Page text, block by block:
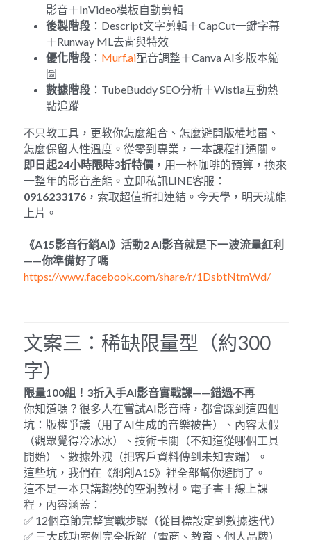
影音＋InVideo模板自動剪輯
後製階段 ：Descript文字剪輯＋CapCut一鍵字幕
＋Runway ML去背與特效
優化階段 ： Murf.ai配音調整＋Canva AI多版本縮
圖
數據階段 ：TubeBuddy SEO分析＋Wistia互動熱
點追蹤
不只教工具，更教你怎麼組合、怎麼避開版權地雷、
怎麼保留人性溫度。從零到專業，一本課程打通關。
即日起24小時限時3折特價 ，用一杯咖啡的預算，換來
一整年的影音產能。立即私訊LINE客服：
0916233176 ，索取超值折扣連結。今天學，明天就能
上片。
《A15影音行銷AI》活動2 AI影音就是下一波流量紅利
——你準備好了嗎
https://www.facebook.com/share/r/1DsbtNtmWd/
文案三：稀缺限量型（約300
字）
限量100組！ 3折入手AI影音實戰課——錯過不再
你知道嗎？很多人在嘗試AI影音時，都會踩到這四個
坑：版權爭議（用了AI生成的音樂被告）、內容太假
（觀眾覺得冷冰冰）、技術卡關（不知道從哪個工具
開始）、數據外洩（把客戶資料傳到未知雲端）。
這些坑，我們在《網創A15》裡全部幫你避開了。
這不是一本只講趨勢的空洞教材。電子書＋線上課
程，內容涵蓋：
✅ 12個章節完整實戰步驟（從目標設定到數據迭代）
✅ 三大成功案例完全拆解（電商、教育、個人品牌）